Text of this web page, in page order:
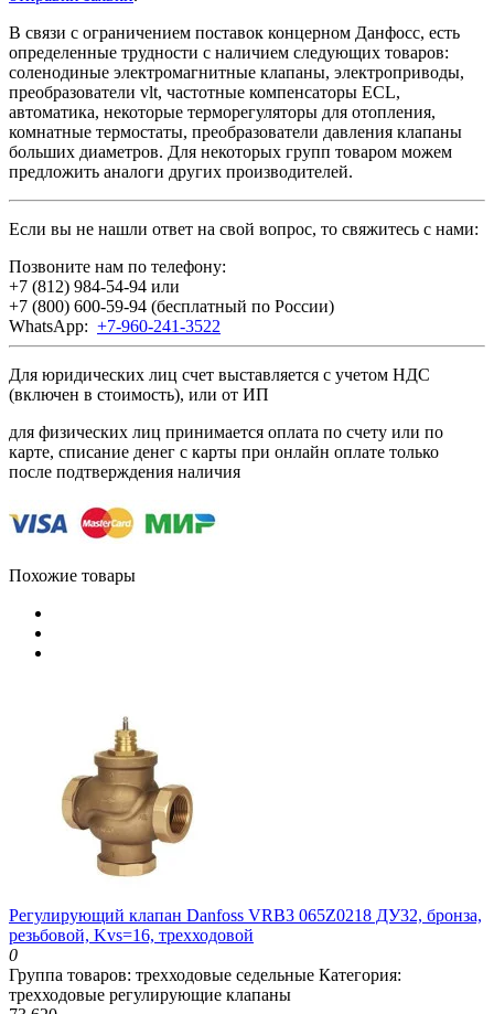
В связи с ограничением поставок концерном Данфосс, есть
определенные трудности с наличием следующих товаров:
соленодиные электромагнитные клапаны, электроприводы,
преобразователи vlt, частотные компенсаторы ECL,
автоматика, некоторые терморегуляторы для отопления,
комнатные термостаты, преобразователи давления клапаны
больших диаметров. Для некоторых групп товаром можем
предложить аналоги других производителей.
Если вы не нашли ответ на свой вопрос, то свяжитесь с нами:
Позвоните нам по телефону:
+7 (812) 984-54-94 или
+7 (800) 600-59-94 (бесплатный по России)
WhatsApp: +7-960-241-3522
Для юридических лиц счет выставляется с учетом НДС
(включен в стоимость), или от ИП
для физических лиц принимается оплата по счету или по
карте, списание денег с карты при онлайн оплате только
после подтверждения наличия
Похожие товары
Регулирующий клапан Danfoss VRB3 065Z0218 ДУ32, бронза,
резьбовой, Kvs=16, трехходовой
0
Группа товаров: трехходовые седельные Категория:
трехходовые регулирующие клапаны